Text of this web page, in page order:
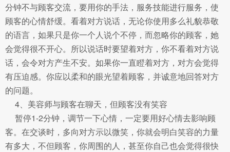
分钟不与顾客交流，要用你的手法，服务技能进行服务，使
顾客的心情舒缓。看着对方说话，无论你使用多么礼貌恭敬
的语言，如果只是你一个人说个不停，而忽略你的顾客，她
会觉得很不开心。所以说话时要望着对方，你不看着对方说
话，会令对方产生不安。如果你一直瞪着对方，对方会觉得
有压迫感。你应以柔和的眼光望着顾客，并诚意地回答对方
的问题。
4、美容师与顾客在聊天，但顾客没有笑容
暂停1-2分钟，调节一下心情，一定要用好心情去影响顾
客。在交谈时，多向对方示以微笑，你就会明白笑容的力量
有多大，不但顾客，你周围的人，甚至你自己也会觉得很快